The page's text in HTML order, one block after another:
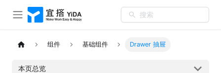
搜索
组件 基础组件 Drawer 抽屉
本页总览